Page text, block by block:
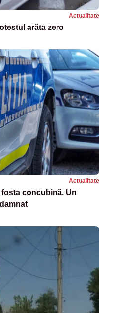
Actualitate
arăta zero
Actualitate
concubină. Un